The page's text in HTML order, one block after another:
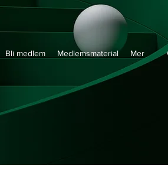
Bli medlem Medlemsmaterial Mer